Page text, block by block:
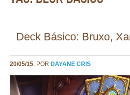
Deck Básico: Bruxo,
20/05/15, POR DAYANE CRIS